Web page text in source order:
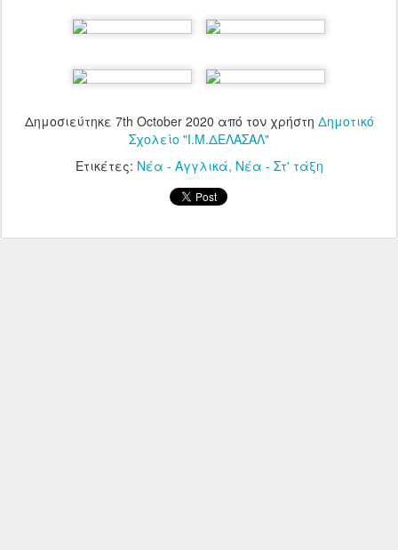
Δημοσιεύτηκε 7th October 2020 από τον χρήστη Δημοτικό
Σχολείο "Ι.Μ.ΔΕΛΑΣΑΛ"
Ετικέτες: Νέα - Αγγλικά Νέα - Στ' τάξη